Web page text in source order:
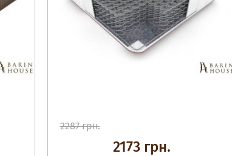
2287 грн.
2173 грн.